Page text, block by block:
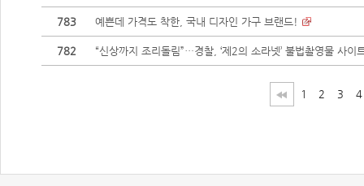
783 예쁜데 가격도 착한, 국내 디자인 가구 브랜드!
782 “신상까지 조리돌림”…경찰, ‘제2의 소라넷’ 불법촬영물 사이
1 2 3 4